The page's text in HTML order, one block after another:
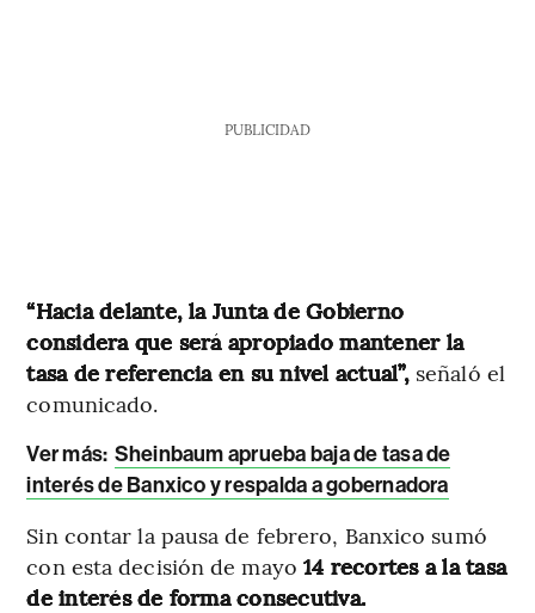
PUBLICIDAD
“Hacia delante, la Junta de Gobierno
considera que será apropiado mantener la
tasa de referencia en su nivel actual”, señaló el
comunicado.
Ver más: Sheinbaum aprueba baja de tasa de
interés de Banxico y respalda a gobernadora
Sin contar la pausa de febrero, Banxico sumó
con esta decisión de mayo 14 recortes a la tasa
de interés de forma consecutiva.